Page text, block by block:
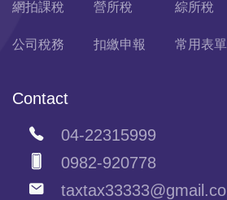
網拍課稅 營所稅 綜所稅
公司稅務 扣繳申報 常用表單
Contact
04-22315999
0982-920778